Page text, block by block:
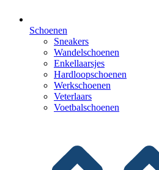
Schoenen
Sneakers
Wandelschoenen
Enkellaarsjes
Hardloopschoenen
Werkschoenen
Veterlaars
Voetbalschoenen